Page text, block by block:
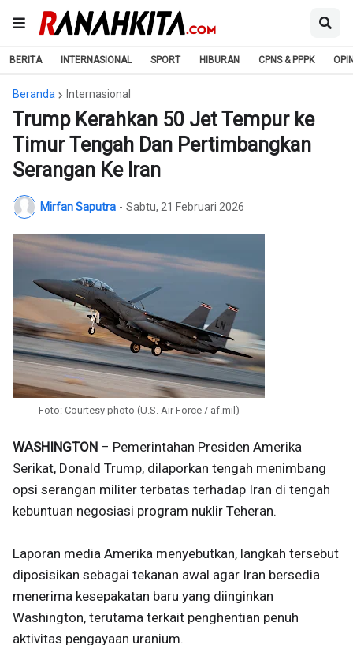
BERITA INTERNASIONAL SPORT HIBURAN CPNS & PPPK
Beranda Internasional
Trump Kerahkan 50 Jet Tempur ke
Timur Tengah Dan Pertimbangkan
Serangan Ke Iran
Mirfan Saputra - Sabtu, 21 Februari 2026
Foto: Courtesy photo (U.S. Air Force / af.mil)
WASHINGTON – Pemerintahan Presiden Amerika
Serikat, Donald Trump, dilaporkan tengah menimbang
opsi serangan militer terbatas terhadap Iran di tengah
kebuntuan negosiasi program nuklir Teheran.
Laporan media Amerika menyebutkan, langkah tersebut
diposisikan sebagai tekanan awal agar Iran bersedia
menerima kesepakatan baru yang diinginkan
Washington, terutama terkait penghentian penuh
aktivitas pengayaan uranium.